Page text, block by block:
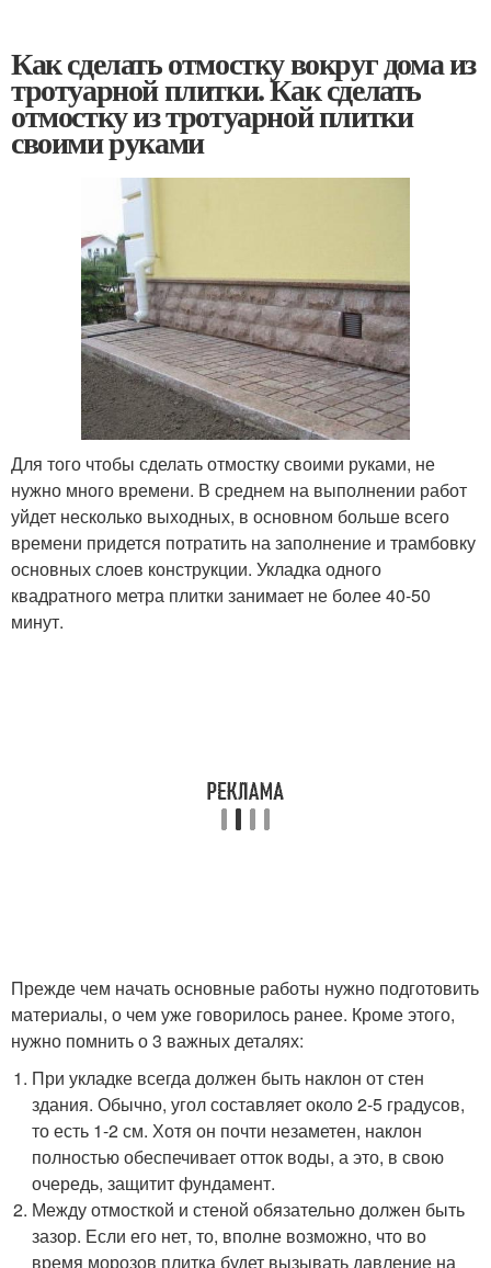
Как сделать отмостку вокруг дома из
тротуарной плитки. Как сделать
отмостку из тротуарной плитки
своими руками
Для того чтобы сделать отмостку своими руками, не
нужно много времени. В среднем на выполнении работ
уйдет несколько выходных, в основном больше всего
времени придется потратить на заполнение и трамбовку
основных слоев конструкции. Укладка одного
квадратного метра плитки занимает не более 40-50
минут.
Прежде чем начать основные работы нужно подготовить
материалы, о чем уже говорилось ранее. Кроме этого,
нужно помнить о 3 важных деталях:
При укладке всегда должен быть наклон от стен
здания. Обычно, угол составляет около 2-5 градусов,
то есть 1-2 см. Хотя он почти незаметен, наклон
полностью обеспечивает отток воды, а это, в свою
очередь, защитит фундамент.
Между отмосткой и стеной обязательно должен быть
зазор. Если его нет, то, вполне возможно, что во
время морозов плитка будет вызывать давление на